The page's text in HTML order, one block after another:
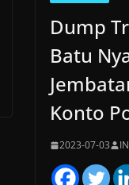
Dump
Batu
Konto
2023-07-03